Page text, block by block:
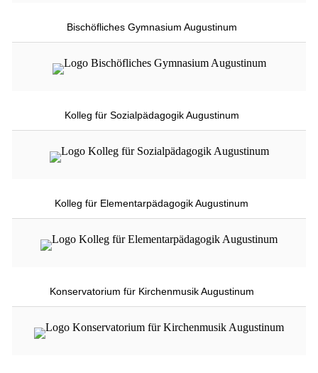
Bischöfliches Gymnasium Augustinum
Kolleg für Sozialpädagogik Augustinum
Kolleg für Elementarpädagogik Augustinum
Konservatorium für Kirchenmusik Augustinum